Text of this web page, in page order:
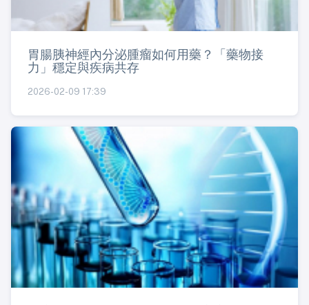
胃腸胰神經內分泌腫瘤如何用藥？「藥物接
力」穩定與疾病共存
2026-02-09 17:39